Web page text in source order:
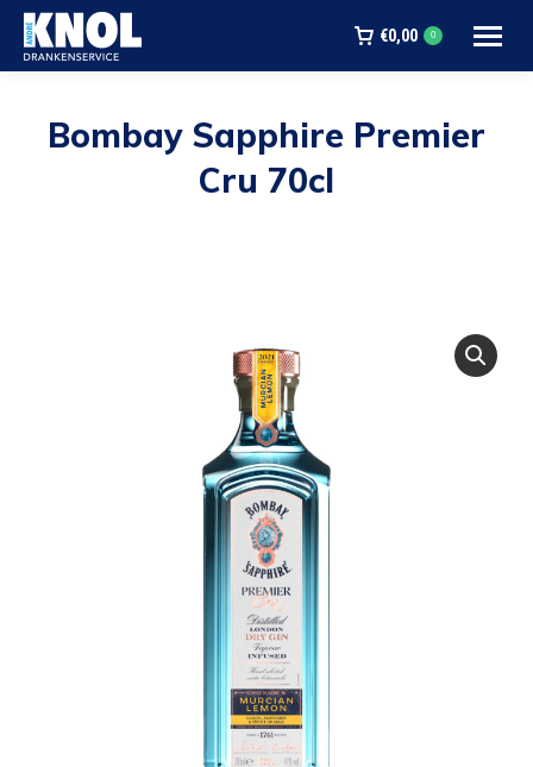
€0,00 0
Bombay Sapphire Premier
Cru 70cl